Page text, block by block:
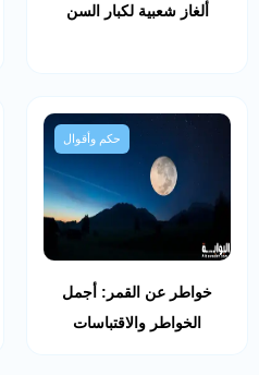
ألغاز شعبية لكبار السن
حكم وأقوال
خواطر عن القمر: أجمل
الخواطر والاقتباسات